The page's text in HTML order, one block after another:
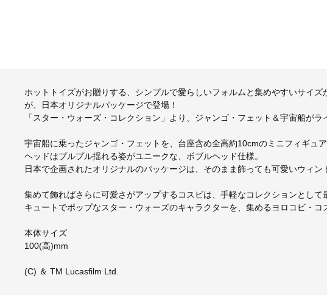
ホットトイズがお贈りする、シンプルで愛らしいフォルムと集めやすいサイ
が、日本オリジナルパッケージで登場！
「スター・ウォーズ・コレクション」より、ジャンゴ・フェット＆宇宙船がラ
宇宙船に乗ったジャンゴ・フェットを、台座含め全高約10cmのミニフィギュア
ヘッドはプルプル揺れる姿がユニークな、ボブルヘッド仕様。
日本で企画されたオリジナルのパッケージは、そのまま飾っても可愛いウィン
集めて飾ればさらに可愛さがアップするコスビは、手軽なコレクションとして
キュートでポップなスター・ウォーズのキャラクターを、集めるヨロコビ・コ
本体サイズ
100(高)mm
(C) ＆ TM Lucasfilm Ltd.